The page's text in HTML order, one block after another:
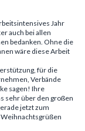
Jahr
auch bei allen
bedanken. Ohne die
wäre diese Arbeit
für die
Verbände
sagen! Ihre
sehr über den großen
jetzt zum